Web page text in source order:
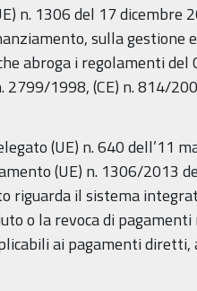
n. 1306 del 17 dicembre
sulla gestione
abroga i regolamenti del
2799/1998, (CE) n. 814/
(UE) n. 640 dell’11
(UE) n. 1306/2013
riguarda il sistema
o la revoca di pagamenti
ai pagamenti diretti,